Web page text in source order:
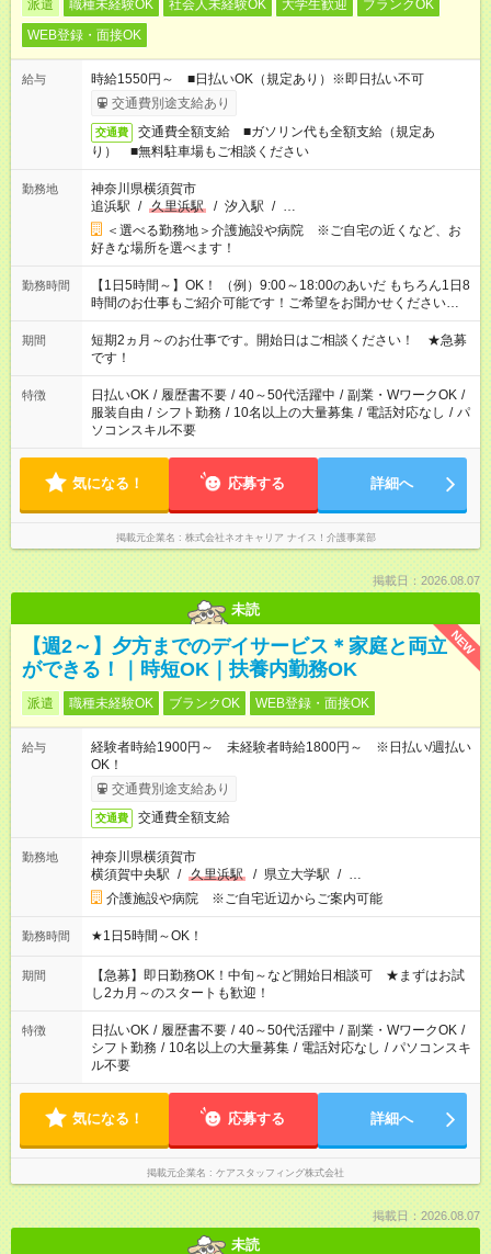
派遣 職種未経験OK 社会人未経験OK 大学生歓迎
ブランクOK
WEB登録・面接OK
給与
時給1550円～ ■日払いOK（規定あり）※即日払い不可
交通費別途支給あり
交通費
交通費全額支給 ■ガソリン代も全額支給（規定あ
り） ■無料駐車場もご相談ください
勤務地
神奈川県横須賀市
追浜駅 / 久里浜駅 / 汐入駅 / …
＜選べる勤務地＞介護施設や病院 ※ご自宅の近くなど、お
好きな場所を選べます！
勤務時間
【1日5時間～】OK！ （例）9:00～18:00のあいだ もちろん1日8
時間のお仕事もご紹介可能です！ご希望をお聞かせください！
その他の時間帯もあなたのライフスタイルに合わせて お選びい
ただけます！ 【シフト固定もOK】★家庭の都合でお休みが必要
な場合も遠慮なくご相談ください。 ※週最低15時間以上の勤務
が必要です
期間
短期2ヵ月～のお仕事です。開始日はご相談ください！ ★急募
です！
特徴 日払いOK / 履歴書不要 / 40～50代活躍中 / 副業・WワークOK /
服装自由 / シフト勤務 / 10名以上の大量募集 / 電話対応なし / パ
ソコンスキル不要
気になる！ 応募する 詳細へ
掲載元企業名 株式会社ネオキャリア ナイス！介護事業部
掲載日：2026.08.07
未読
NEW
【週2～】夕方までのデイサービス＊家庭と両立
ができる！｜時短OK｜扶養内勤務OK
派遣 職種未経験OK ブランクOK WEB登録・面接OK
給与
経験者時給1900円～ 未経験者時給1800円～ ※日払い/週払い
OK！
交通費別途支給あり
交通費 交通費全額支給
勤務地
神奈川県横須賀市
横須賀中央駅 / 久里浜駅 / 県立大学駅 / …
介護施設や病院 ※ご自宅近辺からご案内可能
勤務時間 ★1日5時間～OK！
期間
【急募】即日勤務OK！中旬～など開始日相談可 ★まずはお試
し2カ月～のスタートも歓迎！
特徴 日払いOK / 履歴書不要 / 40～50代活躍中 / 副業・WワークOK /
シフト勤務 / 10名以上の大量募集 / 電話対応なし / パソコンスキ
ル不要
気になる！ 応募する 詳細へ
掲載元企業名 ケアスタッフィング株式会社
掲載日：2026.08.07
未読